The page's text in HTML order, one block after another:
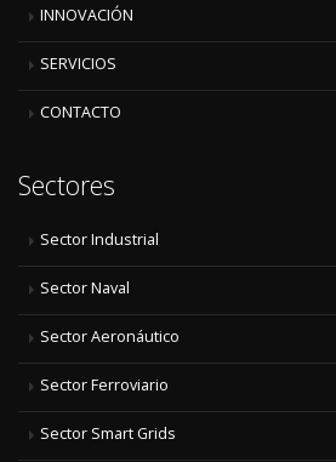
INNOVACIÓN
SERVICIOS
CONTACTO
Sectores
Sector Industrial
Sector Naval
Sector Aeronáutico
Sector Ferroviario
Sector Smart Grids